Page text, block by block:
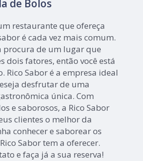
de Bolos
restaurante que ofereça
é cada vez mais comum.
procura de um lugar que
dois fatores, então você está
Rico Sabor é a empresa ideal
desfrutar de uma
única. Com
e saborosos, a Rico Sabor
clientes o melhor da
conhecer e saborear os
Sabor tem a oferecer.
e faça já a sua reserva!